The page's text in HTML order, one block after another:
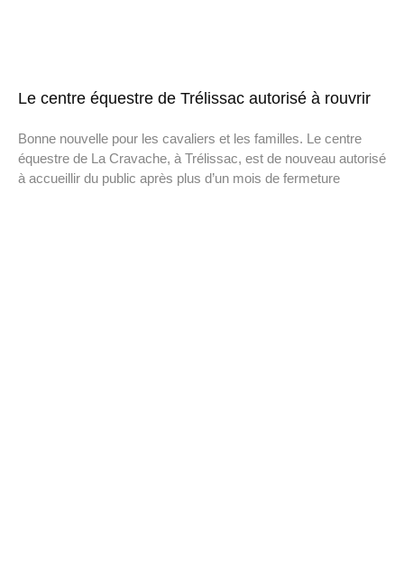
Le centre équestre de Trélissac autorisé à rouvrir
Bonne nouvelle pour les cavaliers et les familles. Le centre
équestre de La Cravache, à Trélissac, est de nouveau autorisé
à accueillir du public après plus d’un mois de fermeture